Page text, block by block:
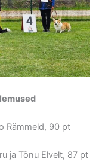
Rämmeld, 90 pt
ja Tõnu Elvelt, 87 pt